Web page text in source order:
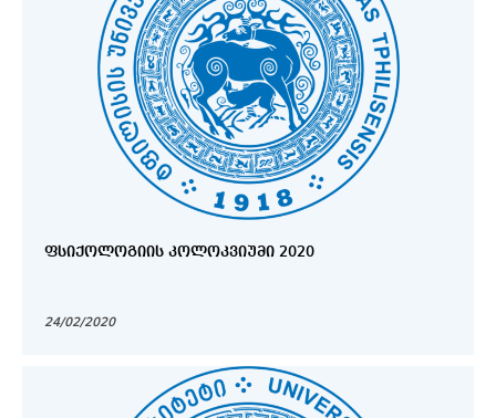
ᲤᲡᲘᲥᲝᲚᲝᲒᲘᲘᲡ ᲙᲝᲚᲝᲙᲕᲘᲣᲛᲘ 2020
24/02/2020